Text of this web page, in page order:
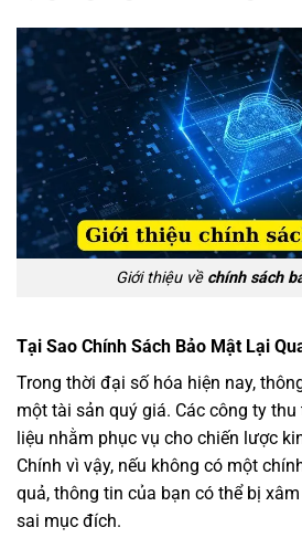
Giới thiệu về chính sách
Tại Sao Chính Sách Bảo Mật Lại
Trong thời đại số hóa hiện nay,
một tài sản quý giá. Các công ty
liệu nhằm phục vụ cho chiến lược
Chính vì vậy, nếu không có một
quả, thông tin của bạn có thể bị
sai mục đích.